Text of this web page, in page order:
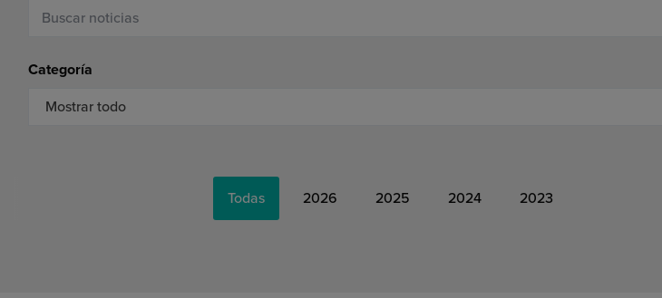
Condiciones Generales
Categoría
Todas 2026 2025 2024 2023